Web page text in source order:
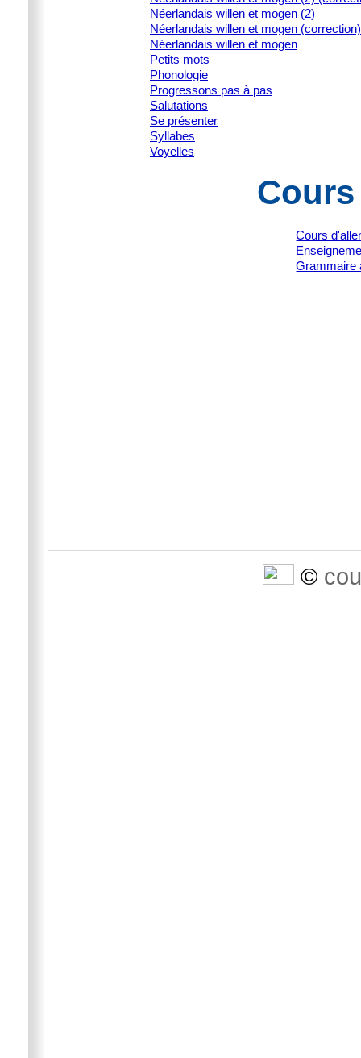
Néerlandais willen et mogen (2)
Néerlandais willen et mogen (correction)
Néerlandais willen et mogen
Petits mots
Phonologie
Progressons pas à pas
Salutations
Se présenter
Syllabes
Voyelles
Cours
Grammaire
©